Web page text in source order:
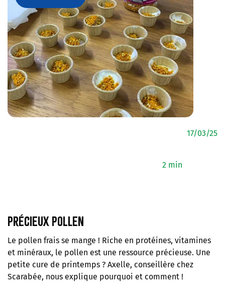
2 min
17/03/25
Précieux pollen
Le pollen frais se mange ! Riche en protéines, vitamines
et minéraux, le pollen est une ressource précieuse. Une
petite cure de printemps ? Axelle, conseillère chez
Scarabée, nous explique pourquoi et comment !